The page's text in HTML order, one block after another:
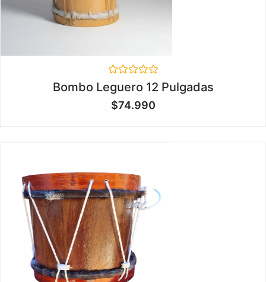
en
0
de
Bombo Leguero 12 Pulgadas
$74.990